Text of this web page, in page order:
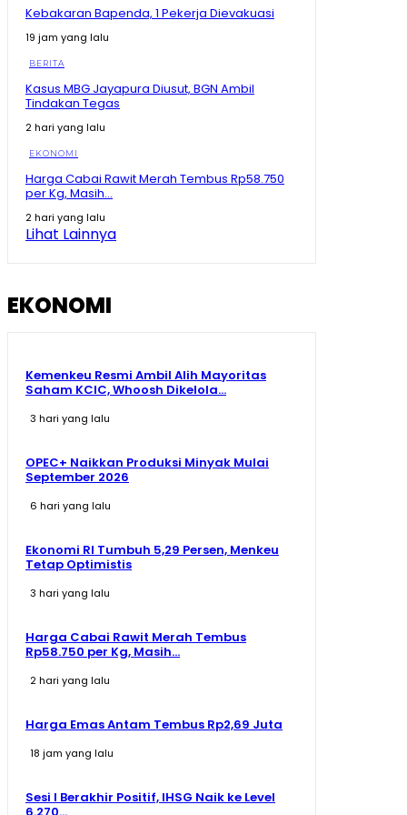
Tegas! Menko Zulhas Ancam Tutup SPPG yang Nekat
Tak Beli Bahan di Kopdes
Sherly Disentil! Nazlatan Berharap Jalan Cepat Beres
Berharap Tak Pakai Hilux lagi
08:13
Pecah Rekor Lagi! Sherly Bawa Maluku Utara Tetap
11:01
Kebakaran Bapenda, 1 Pekerja Dievakuasi
19 jam yang lalu
BERITA
Kasus MBG Jayapura Diusut, BGN Ambil
Tindakan Tegas
2 hari yang lalu
EKONOMI
Harga Cabai Rawit Merah Tembus Rp58.750
per Kg, Masih...
2 hari yang lalu
Lihat Lainnya
EKONOMI
Kemenkeu Resmi Ambil Alih Mayoritas
Saham KCIC, Whoosh Dikelola...
3 hari yang lalu
OPEC+ Naikkan Produksi Minyak Mulai
September 2026
6 hari yang lalu
Ekonomi RI Tumbuh 5,29 Persen, Menkeu
Tetap Optimistis
3 hari yang lalu
Harga Cabai Rawit Merah Tembus
Rp58.750 per Kg, Masih...
2 hari yang lalu
Harga Emas Antam Tembus Rp2,69 Juta
18 jam yang lalu
Sesi I Berakhir Positif, IHSG Naik ke Level